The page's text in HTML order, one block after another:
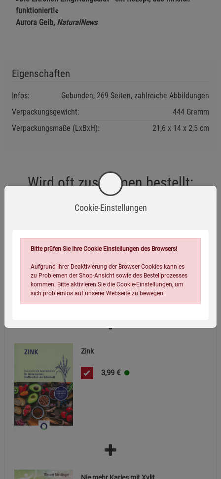
funktioniert!«
Aurora Geib, NaturalNews
Eigenschaften
Infos:
Gebunden, 269 Seiten, zahlreiche Abbildungen
Verpackungsgewicht:
444 Gramm
Verpackungsmaße (LxBxH):
21,6 14 2,5 cm
Wird oft zusammen bestellt:
3,99 €
Zink
3,99 €
Nie mehr Karies mit Xylit
Cookie-Einstellungen
Bitte prüfen Sie Ihre Cookie Einstellungen des Browsers!
Aufgrund Ihrer Deaktivierung der Browser-Cookies kann es
zu Problemen der Shop-Ansicht sowie des Bestellprozesses
kommen. Bitte aktivieren Sie die Cookie-Einstellungen, um
sich problemlos auf unserer Webseite zu bewegen.
Einstellungen speichern für die GruppeEinstellungen speichern für die Gruppe
Zurück Einstellungen speichern für die Gruppe
Einwilligung nicht erteilen
Notwendige Cookies (5)
Beschreibung Notwendige Cookies